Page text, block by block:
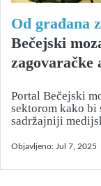
Od građana
Bečejski
zagovaračke
Portal Bečejski
sektorom kako
sadržajniji
Objavljeno: Jul 7, 2025